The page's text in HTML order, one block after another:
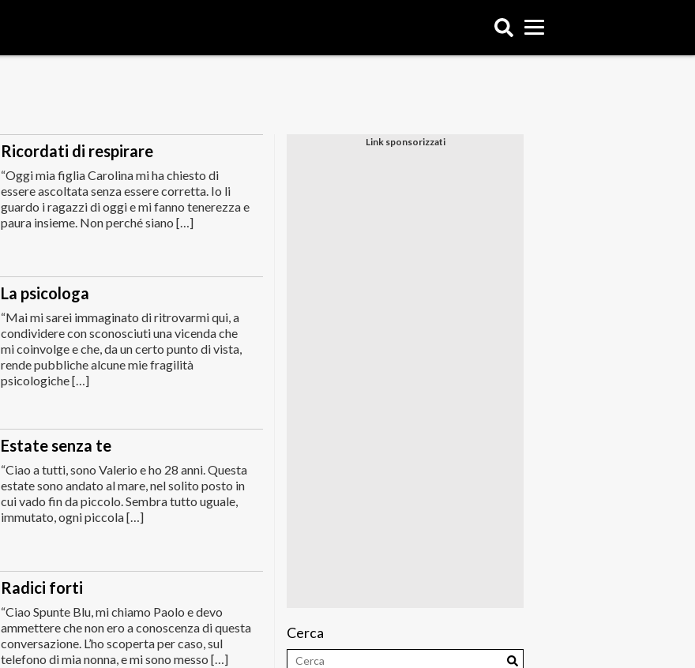
Ricordati di respirare
“Oggi mia figlia Carolina mi ha chiesto di
essere ascoltata senza essere corretta. Io li
guardo i ragazzi di oggi e mi fanno tenerezza e
paura insieme. Non perché siano […]
La psicologa
“Mai mi sarei immaginato di ritrovarmi qui, a
condividere con sconosciuti una vicenda che
mi coinvolge e che, da un certo punto di vista,
rende pubbliche alcune mie fragilità
psicologiche […]
Estate senza te
“Ciao a tutti, sono Valerio e ho 28 anni. Questa
estate sono andato al mare, nel solito posto in
cui vado fin da piccolo. Sembra tutto uguale,
immutato, ogni piccola […]
Radici forti
“Ciao Spunte Blu, mi chiamo Paolo e devo
ammettere che non ero a conoscenza di questa
conversazione. L’ho scoperta per caso, sul
telefono di mia nonna, e mi sono messo […]
Cerca